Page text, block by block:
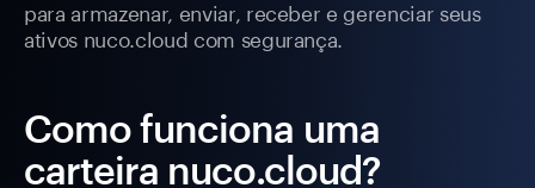
para armazenar, enviar, receber e gerenciar seus
ativos nuco.cloud com segurança.
Como funciona uma
carteira nuco.cloud?